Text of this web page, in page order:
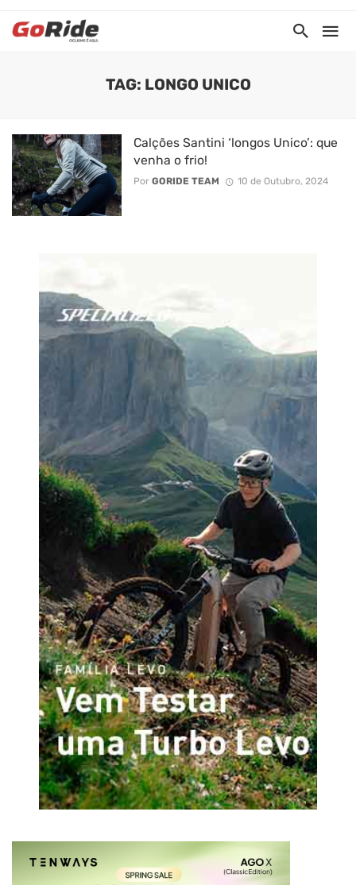
TAG: LONGO UNICO
Calções Santini ‘longos Unico’: que
venha o frio!
Por GORIDE TEAM 10 de Outubro, 2024